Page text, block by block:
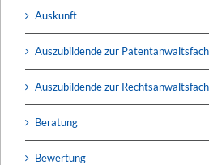
Auskunft
Auszubildende zur
Auszubildende zur
Beratung
Bewertung